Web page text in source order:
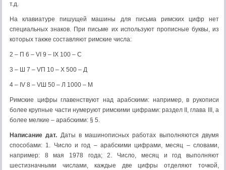
т.д.
На клавиатуре пишущей машины для письма римских цифр нет
специальных знаков. При письме их используют прописные буквы, из
которых также составляют римские числа:
2 – П 6 – VI 9 – IX 100 – C
3 – Ш 7 – VП 10 – X 500 – Д
4 – IV 8 – VШ 50 – Л 1000 – М
Римские цифры главенствуют над арабскими: например, в рукописи
более крупные части нумеруют римскими цифрами: раздел II, глава III, а
более мелкие – арабскими: § 5.
Написание дат. Даты в машинописных работах выполняются двумя
способами: 1. Число и год – арабскими цифрами, месяц – словами,
например: 8 мая 1978 года; 2. Число, месяц и год выполняют
шестизначными числами, каждые две цифры отделяют точкой,